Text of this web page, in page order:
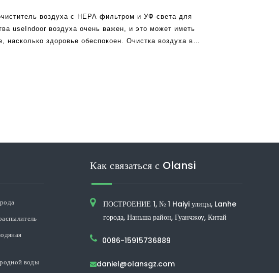
воздуха с HEPA фильтром и УФ-света для
useIndoor воздуха очень важен, и это может иметь
насколько здоровье обеспокоен. Очистка воздуха в
воздуха процветает. Любой, кто имеет модули
воды
Как связаться с Olansi
ПОСТРОЕНИЕ 1, № 1 Haiyi улицы, Lanhe
города, Наньша район, Гуанчжоу, Китай
0086-15915736889
daniel@olansgz.com